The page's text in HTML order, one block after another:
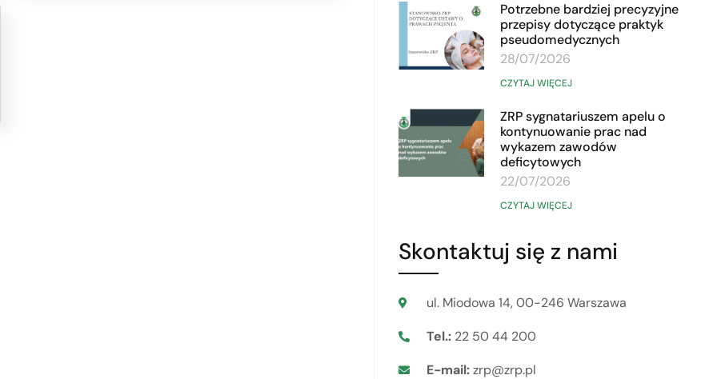
Potrzebne bardziej precyzyjne
przepisy dotyczące praktyk
pseudomedycznych
28/07/2026
CZYTAJ WIĘCEJ
ZRP sygnatariuszem apelu o
kontynuowanie prac nad
wykazem zawodów
deficytowych
22/07/2026
CZYTAJ WIĘCEJ
Skontaktuj się z nami
ul. Miodowa 14, 00-246 Warszawa
Tel.:22 50 44 200
E-mail:zrp@zrp.pl